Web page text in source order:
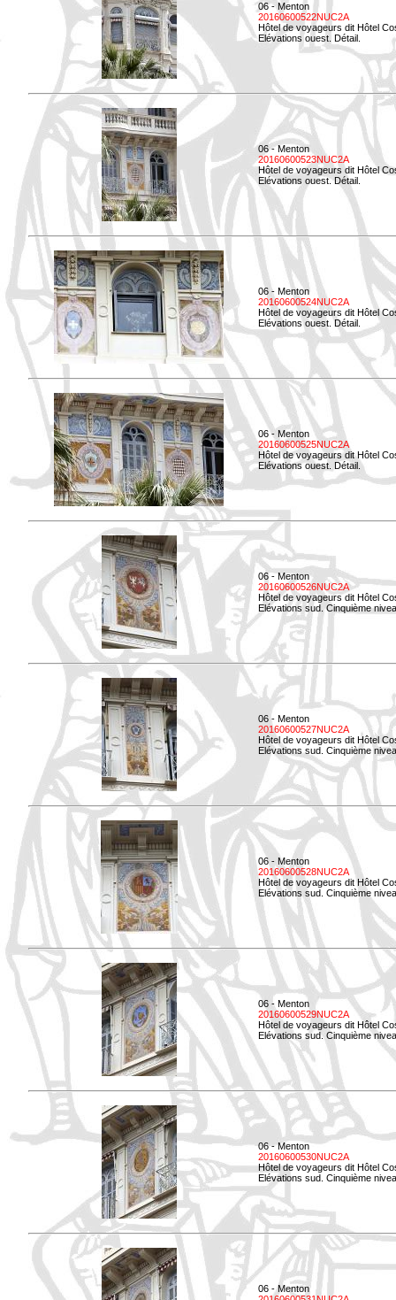
06 - Menton
20160600522NUC2A
Hôtel de voyageurs dit Hôtel
Elévations ouest. Détail.
06 - Menton
20160600523NUC2A
Hôtel de voyageurs dit Hôtel
Elévations ouest. Détail.
06 - Menton
20160600524NUC2A
Hôtel de voyageurs dit Hôtel
Elévations ouest. Détail.
06 - Menton
20160600525NUC2A
Hôtel de voyageurs dit Hôtel
Elévations ouest. Détail.
06 - Menton
20160600526NUC2A
Hôtel de voyageurs dit Hôtel
Elévations sud. Cinquième
06 - Menton
20160600527NUC2A
Hôtel de voyageurs dit Hôtel
Elévations sud. Cinquième
06 - Menton
20160600528NUC2A
Hôtel de voyageurs dit Hôtel
Elévations sud. Cinquième
06 - Menton
20160600529NUC2A
Hôtel de voyageurs dit Hôtel
Elévations sud. Cinquième
06 - Menton
20160600530NUC2A
Hôtel de voyageurs dit Hôtel
Elévations sud. Cinquième
06 - Menton